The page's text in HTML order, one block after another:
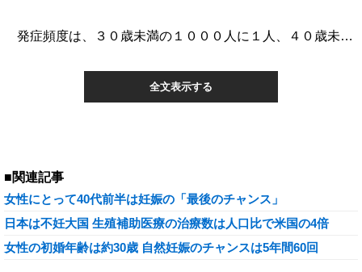
発症頻度は、３０歳未満の１０００人に１人、４０歳未…
全文表示する
■関連記事
女性にとって40代前半は妊娠の「最後のチャンス」
日本は不妊大国 生殖補助医療の治療数は人口比で米国の4倍
女性の初婚年齢は約30歳 自然妊娠のチャンスは5年間60回